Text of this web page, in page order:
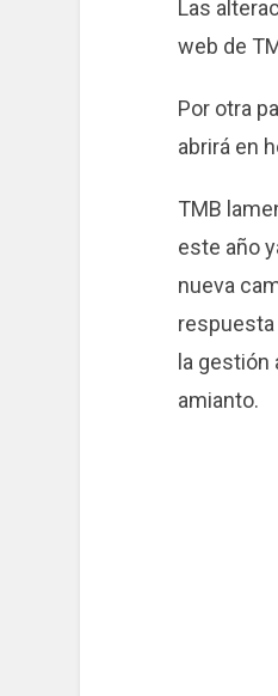
Las
web de
Por otra
abrirá en
TMB
este año
nueva
la
amianto.